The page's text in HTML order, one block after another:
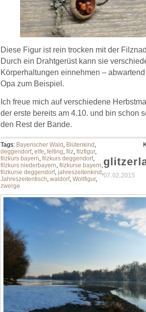
Diese Figur ist rein trocken mit der
Durch ein Drahtgerüst kann sie
Körperhaltungen einnehmen –
Opa zum Beispiel.
Ich freue mich auf verschiedene
der erste bereits am 4.10. und bin schon
den Rest der Bande.
Tags: Bayerischer Wald Blütenkind
deggendorf, elfe felting filz filzfigur,
filzkurs bayern filzkurs deggendorf,
filzkurs niederbayern filzkurse bayern
filzkurse deggendorf, jahreszeitenkind
Jahreszeitentisch waldorf, Wollfigur,
zwerge
07.02.2015